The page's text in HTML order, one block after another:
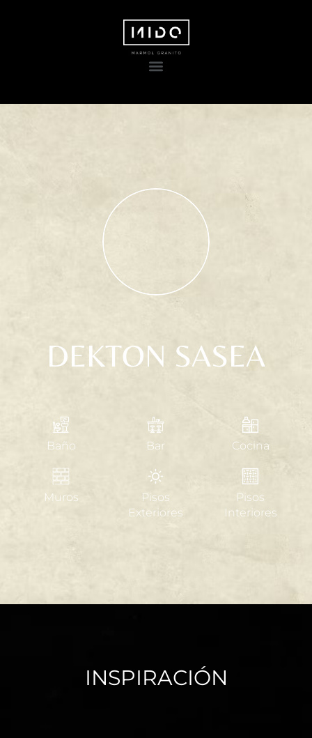
DEKTON SASEA
Baño Bar Cocina
Muros
Pisos
Exteriores
Pisos
Interiores
INSPIRACIÓN